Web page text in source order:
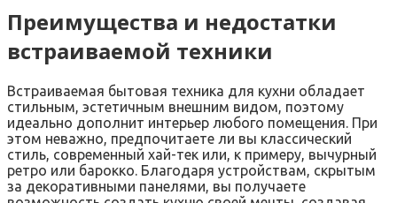
Преимущества и недостатки
встраиваемой техники
Встраиваемая бытовая техника для кухни обладает
стильным, эстетичным внешним видом, поэтому
идеально дополнит интерьер любого помещения. При
этом неважно, предпочитаете ли вы классический
стиль, современный хай-тек или, к примеру, вычурный
ретро или барокко. Благодаря устройствам, скрытым
за декоративными панелями, вы получаете